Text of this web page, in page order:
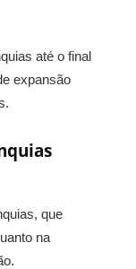
até o final
expansão
que
na